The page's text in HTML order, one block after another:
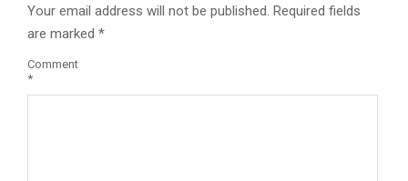
Your email address will not be published. Required fields
are marked *
Comment
*